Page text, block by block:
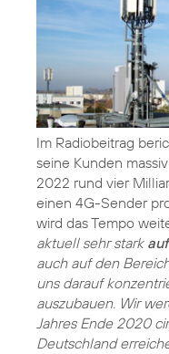
Im Radiobeitrag
seine Kunden
2022 rund vier
einen 4G-Sender
wird das Tempo
aktuell sehr stark
auch auf den
uns darauf
auszubauen. Wir
Jahres Ende 2020
Deutschland